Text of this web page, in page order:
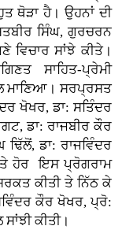
ਥੋੜਾ ਹੈ। ਉਹਨਾਂ ਦੀ
ਸਿੰਘ, ਗੁਰਚਰਨ
ਵਿਚਾਰ ਸਾਂਝੇ ਕੀਤੇ।
ਸਾਹਿਤ-ਪ੍ਰੇਮੀ
ਮਾਣਿਆ। ਸਰਪ੍ਰਸਤ
ਖੋਖਰ, ਡਾ: ਸਤਿੰਦਰ
ਡਾ: ਰਾਜਬੀਰ ਕੌਰ
ਡਾ: ਰਾਜਵਿੰਦਰ
ਹੋਰ ਇਸ ਪ੍ਰੋਗਰਾਮ
ਕੀਤੀ ਤੇ ਨਿੱਠ ਕੇ
ਕੌਰ ਖੋਖਰ, ਪ੍ਰੋ:
ਕੀਤੀ।